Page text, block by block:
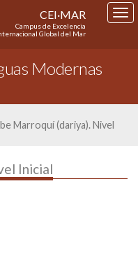
CEI·MAR
Campus de Excelencia
Global del Mar
Modernas
Marroquí (dariya). Nivel
Inicial